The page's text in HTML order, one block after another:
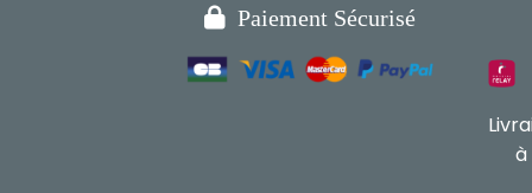
 Paiement Sécurisé
à